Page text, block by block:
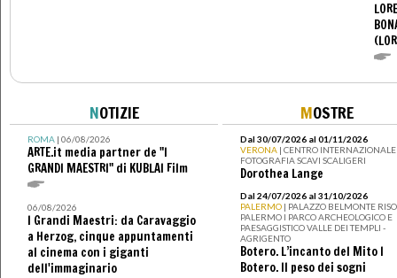
NOTIZIE
ROMA | 06/08/2026
ARTE.it media partner de "I
GRANDI MAESTRI" di KUBLAI Film
06/08/2026
I Grandi Maestri: da Caravaggio
a Herzog, cinque appuntamenti
al cinema con i giganti
dell'immaginario
MOSTRE
Dal 30/07/2026 al 01/11/2026
VERONA | CENTRO
FOTOGRAFIA SCAVI SCALIGERI
Dorothea Lange
Dal 24/07/2026 al 31/10/2026
PALERMO | PALAZZO BELMONTE
PALERMO I PARCO ARCHEOLOGICO E
PAESAGGISTICO VALLE DEI TEMPLI -
AGRIGENTO
Botero. L’incanto del Mito I
Botero. Il peso dei sogni